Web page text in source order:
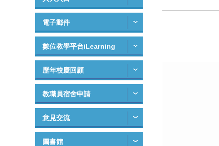
電子郵件
數位教學平台iLearning
歷年校慶回顧
教職員宿舍申請
意見交流
圖書館